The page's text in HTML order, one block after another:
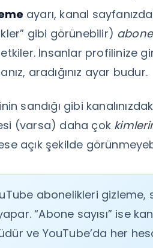
ayarı, kanal
gibi görünebilir)
İnsanlar profilinize
aradığınız ayar budur.
sandığı gibi
(varsa) daha çok
açık şekilde
abonelikleri gizleme,
“Abone sayısı” ise
ve YouTube’da her